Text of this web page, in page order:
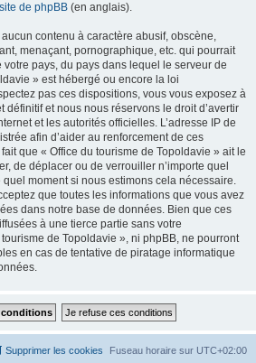
de phpBB (en anglais).
contenu à caractère abusif, obscène,
menaçant, pornographique, etc. qui pourrait
pays, du pays dans lequel le serveur de
» est hébergé ou encore la loi
pas ces dispositions, vous vous exposez à
définitif et nous nous réservons le droit d’avertir
et les autorités officielles. L’adresse IP de
afin d’aider au renforcement de ces
que « Office du tourisme de Topoldavie » ait le
de déplacer ou de verrouiller n’importe quel
quel moment si nous estimons cela nécessaire.
que toutes les informations que vous avez
dans notre base de données. Bien que ces
à une tierce partie sans votre
de Topoldavie », ni phpBB, ne pourront
en cas de tentative de piratage informatique
Fuseau horaire sur UTC+02:00
Supprimer les cookies